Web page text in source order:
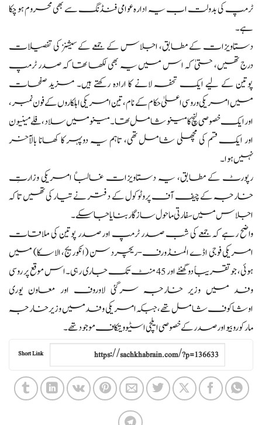
ٹرمپ کی بدولت اب یہ ادارہ عوامی فنڈنگ سے بھی محروم ہو چکا
ہے۔
دستاویزات کے مطابق، اجلاس کے جمعے کے سیشنز کی تفصیلات
درج تھیں، حتیٰ کہ اس میں یہ بھی لکھا تھا کہ صدر ٹرمپ
پوتین کے لیے ایک تحفہ لانے کا ارادہ رکھتے ہیں۔ مزید صفحات
میں امریکی و روسی اعلیٰ حکام کے نام، تین امریکی اہلکاروں کے فون نمبر،
اور ایک خصوصی لنچ کا مینو شامل تھا۔ مینو میں سلاد، فِلے مینیون
اور ایک قسم کی مچھلی شامل تھی، تاہم یہ دوپہر کا کھانا بالآخر
نہیں ہوا۔
رپورٹ کے مطابق، یہ دستاویزات غالباً امریکی وزارتِ
خارجہ کے چیف آف پروٹوکول کے دفتر نے تیار کی تھیں تاکہ
اجلاس میں سفارتی ماحول سازگار بنایا جا سکے۔
واضح رہے کہ جمعے کی شب صدر ٹرمپ اور صدر پوتین کی ملاقات
امریکی فوجی اڈے المنڈورف-ریچردسن (انکوریج، الاسکا) میں
ہوئی، جو تقریباً دو گھنٹے اور 45 منٹ تک جاری رہی۔ اس موقع پر روسی
وفد میں وزیر خارجہ سرگئی لاوروف اور معاون یوری
اوشاکوف شامل تھے، جبکہ امریکی وفد میں وزیر خارجہ
مارکو روبیو اور صدر کے خصوصی ایلچی اسٹیو ویتکاف موجود تھے۔
Short Link